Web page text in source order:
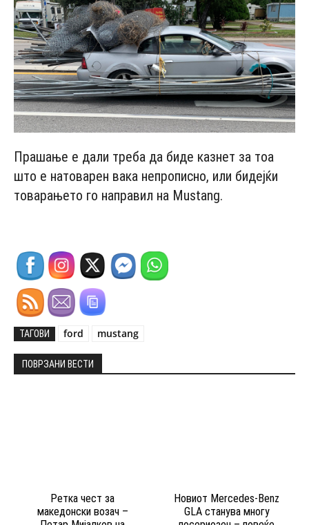
Прашање е дали треба да биде казнет за тоа
што е натоварен вака непрописно, или бидејќи
товарањето го направил на Mustang.
ТАГОВИ ford mustang
ПОВРЗАНИ ВЕСТИ
Ретка чест за
македонски возач –
Новиот Mercedes-Benz
GLA станува многу